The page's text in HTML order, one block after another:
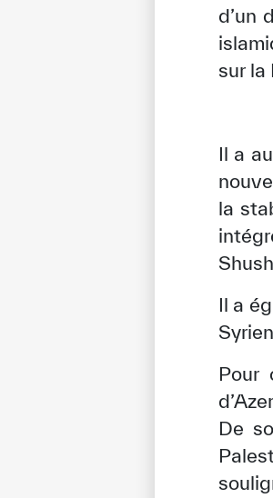
d’un
sur la
Il a
la
Il a
Pour
De